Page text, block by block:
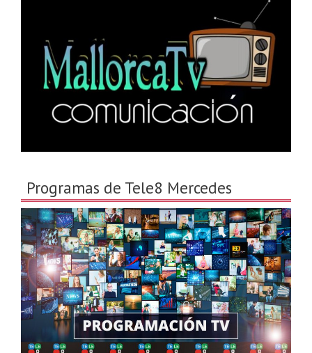
Programas de Tele8 Mercedes